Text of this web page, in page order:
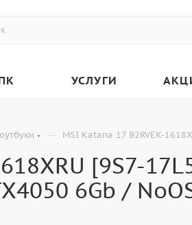
УСЛУГИ
— MSI Katana 17 B2RVEK-
[9S7-
6Gb /